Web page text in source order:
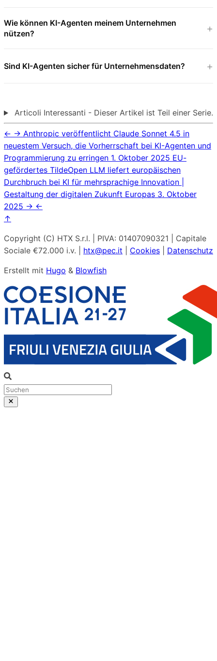
Wie können KI-Agenten meinem Unternehmen
nützen?
Sind KI-Agenten sicher für Unternehmensdaten?
Articoli Interessanti - Dieser Artikel ist Teil einer Serie.
← → Anthropic veröffentlicht Claude Sonnet 4.5 in
neuestem Versuch, die Vorherrschaft bei KI-Agenten und
Programmierung zu erringen 1. Oktober 2025 EU-
gefördertes TildeOpen LLM liefert europäischen
Durchbruch bei KI für mehrsprachige Innovation |
Gestaltung der digitalen Zukunft Europas 3. Oktober
2025 → ←
↑
Copyright (C) HTX S.r.l. | PIVA: 01407090321 | Capitale
Sociale €72.000 i.v. | htx@pec.it Cookies Datenschutz
Erstellt mit Hugo & Blowfish